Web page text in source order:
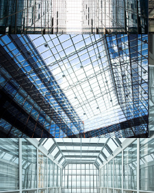
photo
photo